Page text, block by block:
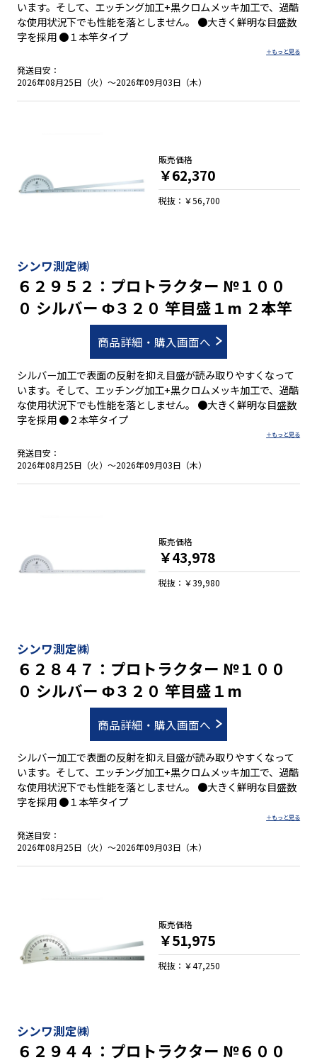
います。そして、エッチング加工+黒クロムメッキ加工で、過酷
な使用状況下でも性能を落としません。 ●大きく鮮明な目盛数
字を採用 ●１本竿タイプ
発送目安：
2026年08月25日（火）～2026年09月03日（木）
シンワ測定㈱
６２９５２：プロトラクター №１００
０ シルバー Φ３２０ 竿目盛１m ２本竿
商品詳細・購入画面へ
シルバー加工で表面の反射を抑え目盛が読み取りやすくなって
います。そして、エッチング加工+黒クロムメッキ加工で、過酷
な使用状況下でも性能を落としません。 ●大きく鮮明な目盛数
字を採用 ●２本竿タイプ
発送目安：
2026年08月25日（火）～2026年09月03日（木）
販売価格
￥62,370
税抜：￥56,700
シンワ測定㈱
６２８４７：プロトラクター №１００
０ シルバー Φ３２０ 竿目盛１m
商品詳細・購入画面へ
シルバー加工で表面の反射を抑え目盛が読み取りやすくなって
います。そして、エッチング加工+黒クロムメッキ加工で、過酷
な使用状況下でも性能を落としません。 ●大きく鮮明な目盛数
字を採用 ●１本竿タイプ
発送目安：
2026年08月25日（火）～2026年09月03日（木）
販売価格
￥43,978
税抜：￥39,980
シンワ測定㈱
６２９４４：プロトラクター №６００
販売価格
￥51,975
税抜：￥47,250